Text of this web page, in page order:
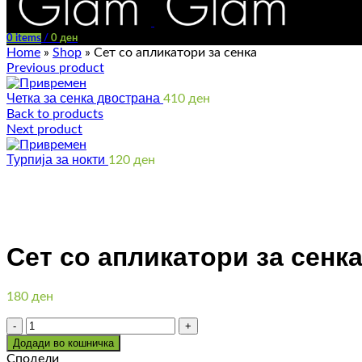
0 items / 0 ден
Home » Shop » Сет со апликатори за сенка
Previous product
Четка за сенка двострана 410 ден
Back to products
Next product
Турпија за нокти 120 ден
Сет со апликатори за сенка
180 ден
Количина
Додади во кошничка
Сподели